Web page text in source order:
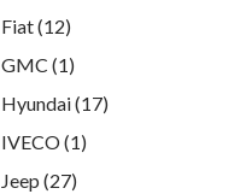
Fiat (12)
GMC (1)
Hyundai (17)
IVECO (1)
Jeep (27)